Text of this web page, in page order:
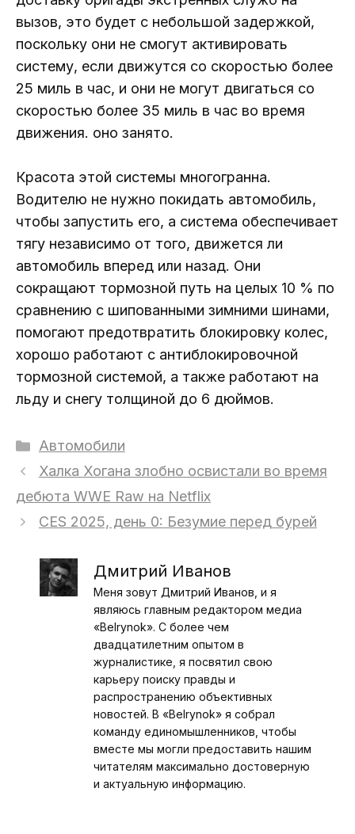
вызов, это будет с небольшой задержкой,
поскольку они не смогут активировать
систему, если движутся со скоростью более
25 миль в час, и они не могут двигаться со
скоростью более 35 миль в час во время
движения. оно занято.
Красота этой системы многогранна.
Водителю не нужно покидать автомобиль,
чтобы запустить его, а система обеспечивает
тягу независимо от того, движется ли
автомобиль вперед или назад. Они
сокращают тормозной путь на целых 10 % по
сравнению с шипованными зимними шинами,
помогают предотвратить блокировку колес,
хорошо работают с антиблокировочной
тормозной системой, а также работают на
льду и снегу толщиной до 6 дюймов.
Рубрики
Автомобили
Халка Хогана злобно освистали во время
дебюта WWE Raw на Netflix
CES 2025, день 0: Безумие перед бурей
Дмитрий Иванов
Меня зовут Дмитрий Иванов, и я
являюсь главным редактором медиа
«Belrynok». С более чем
двадцатилетним опытом в
журналистике, я посвятил свою
карьеру поиску правды и
распространению объективных
новостей. В «Belrynok» я собрал
команду единомышленников, чтобы
вместе мы могли предоставить нашим
читателям максимально достоверную
и актуальную информацию.